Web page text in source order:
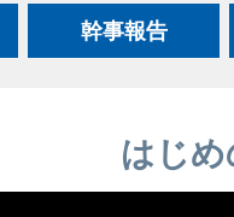
幹事報告
はじ